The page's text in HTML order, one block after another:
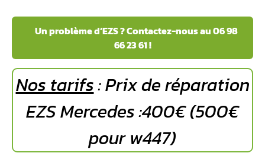
️ ️ Un problème d’EZS ? Contactez-nous au 06 98
66 23 61 !
Nos tarifs: Prix de réparation
EZS Mercedes :400€ (500€
pour w447)